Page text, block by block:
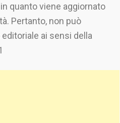
quanto viene aggiornato
Pertanto, non può
ai sensi della